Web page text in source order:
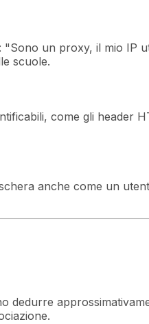
un proxy, il mio IP
scuole.
come gli header
anche come un